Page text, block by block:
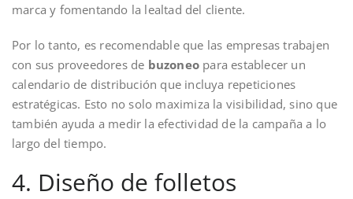
marca y fomentando la lealtad del cliente.
Por lo tanto, es recomendable que las empresas trabajen
con sus proveedores de buzoneo para establecer un
calendario de distribución que incluya repeticiones
estratégicas. Esto no solo maximiza la visibilidad, sino que
también ayuda a medir la efectividad de la campaña a lo
largo del tiempo.
4. Diseño de folletos